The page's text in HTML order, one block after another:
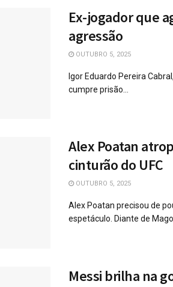
Ex-jogador que
agressão
OUTUBRO 5, 2025
Igor Eduardo Pereira
cumpre prisão...
Alex Poatan
cinturão do UFC
OUTUBRO 5, 2025
Alex Poatan precisou de
espetáculo. Diante de
Messi brilha na